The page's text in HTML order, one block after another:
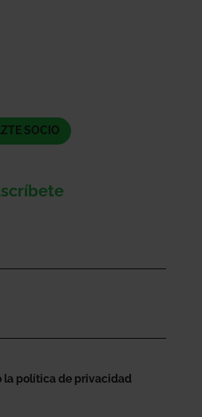
SOCIO
la política de privacidad